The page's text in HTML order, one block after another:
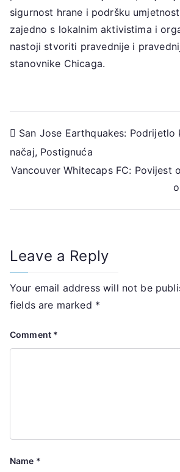
sigurnost hrane i podršku
zajedno s lokalnim aktivistima i
nastoji stvoriti pravednije i
stanovnike Chicaga.
Post
navigation
San Jose Earthquakes: Podrijetlo
načaj, Postignuća
Vancouver Whitecaps FC: Povijest
Leave a Reply
Your email address will not be
fields are marked *
Comment *
Name *